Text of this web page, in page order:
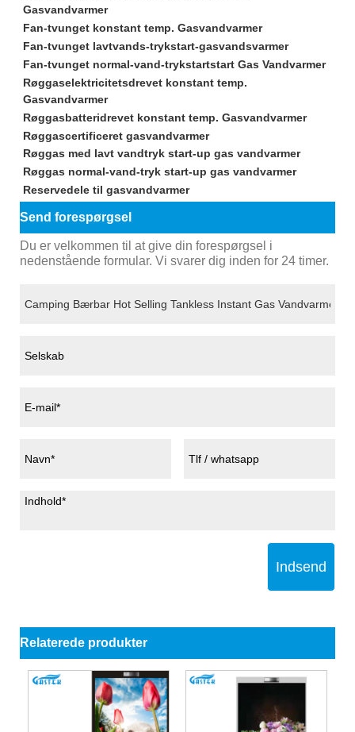
Gasvandvarmer
Fan-tvunget konstant temp. Gasvandvarmer
Fan-tvunget lavtvands-trykstart-gasvandsvarmer
Fan-tvunget normal-vand-trykstartstart Gas Vandvarmer
Røggaselektricitetsdrevet konstant temp.
Gasvandvarmer
Røggasbatteridrevet konstant temp. Gasvandvarmer
Røggascertificeret gasvandvarmer
Røggas med lavt vandtryk start-up gas vandvarmer
Røggas normal-vand-tryk start-up gas vandvarmer
Reservedele til gasvandvarmer
Send forespørgsel
Du er velkommen til at give din forespørgsel i
nedenstående formular. Vi svarer dig inden for 24 timer.
Indsend
Relaterede produkter